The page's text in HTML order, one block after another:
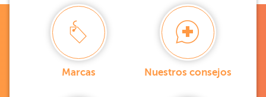
Marcas Nuestros consejos